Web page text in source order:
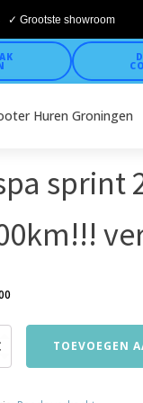
✓ Grootste showroom
Huren Groningen
sprint
TOEVOEGEN